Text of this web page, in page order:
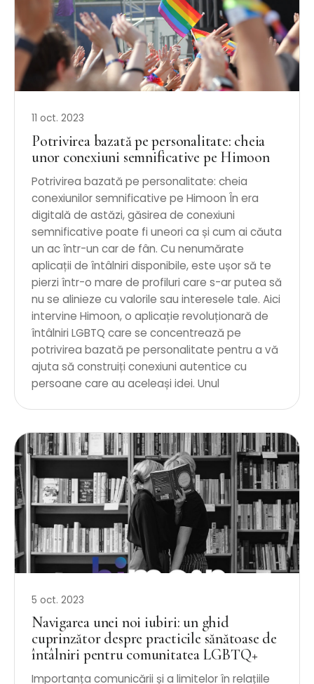
11 oct. 2023
Potrivirea bazată pe personalitate: cheia
unor conexiuni semnificative pe Himoon
Potrivirea bazată pe personalitate: cheia
conexiunilor semnificative pe Himoon În era
digitală de astăzi, găsirea de conexiuni
semnificative poate fi uneori ca și cum ai căuta
un ac într-un car de fân. Cu nenumărate
aplicații de întâlniri disponibile, este ușor să te
pierzi într-o mare de profiluri care s-ar putea să
nu se alinieze cu valorile sau interesele tale. Aici
intervine Himoon, o aplicație revoluționară de
întâlniri LGBTQ care se concentrează pe
potrivirea bazată pe personalitate pentru a vă
ajuta să construiți conexiuni autentice cu
persoane care au aceleași idei. Unul
5 oct. 2023
Navigarea unei noi iubiri: un ghid
cuprinzător despre practicile sănătoase de
întâlniri pentru comunitatea LGBTQ+
Importanța comunicării și a limitelor în relațiile